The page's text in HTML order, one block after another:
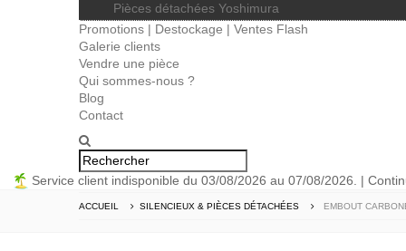
Pièces détachées Yoshimura
Promotions | Destockage | Ventes Flash
Galerie clients
Vendre une pièce
Qui sommes-nous ?
Blog
Contact
Service client indisponible du 03/08/2026 au 07/08/2026. |
ACCUEIL SILENCIEUX & PIÈCES DÉTACHÉES EMBOUT